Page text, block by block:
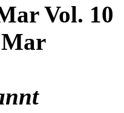
Vol. 10
Mar